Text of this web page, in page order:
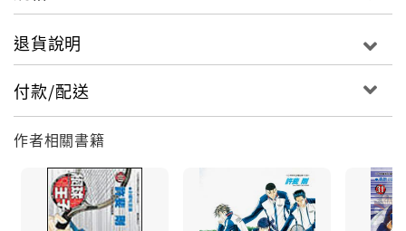
退貨說明
付款/配送
作者相關書籍